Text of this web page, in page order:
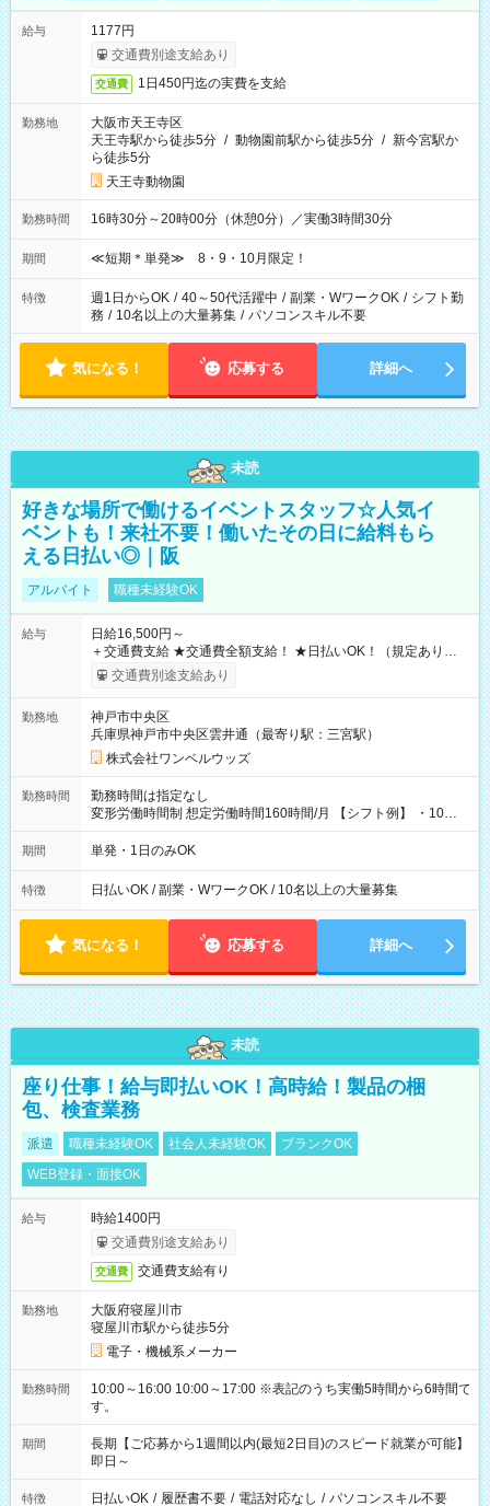
給与
1177円
交通費別途支給あり
交通費 1日450円迄の実費を支給
勤務地
大阪市天王寺区
天王寺駅から徒歩5分 / 動物園前駅から徒歩5分 / 新今宮駅か
ら徒歩5分
天王寺動物園
勤務時間 16時30分～20時00分（休憩0分）／実働3時間30分
期間 ≪短期＊単発≫ 8・9・10月限定！
特徴 週1日からOK / 40～50代活躍中 / 副業・WワークOK / シフト勤
務 / 10名以上の大量募集 / パソコンスキル不要
気になる！ 応募する 詳細へ
未読
好きな場所で働けるイベントスタッフ☆人気イ
ベントも！来社不要！働いたその日に給料もら
える日払い◎｜阪
アルバイト 職種未経験OK
給与
日給16,500円～
＋交通費支給 ★交通費全額支給！ ★日払いOK！（規定あり） ┗
働いたその日に現金GET♪ お仕事後はコンビニATMから 日払
交通費別途支給あり
勤務地
神戸市中央区
兵庫県神戸市中央区雲井通（最寄り駅：三宮駅）
株式会社ワンベルウッズ
勤務時間
勤務時間は指定なし
変形労働時間制 想定労働時間160時間/月 【シフト例】 ・10：
00～20：00
期間 単発・1日のみOK
特徴 日払いOK / 副業・WワークOK / 10名以上の大量募集
気になる！ 応募する 詳細へ
未読
座り仕事！給与即払いOK！高時給！製品の梱
包、検査業務
派遣 職種未経験OK 社会人未経験OK
ブランクOK
WEB登録・面接OK
給与
時給1400円
交通費別途支給あり
交通費 交通費支給有り
勤務地
大阪府寝屋川市
寝屋川市駅から徒歩5分
電子・機械系メーカー
勤務時間
10:00～16:00 10:00～17:00 ※表記のうち実働5時間から6時間で
す。
期間
長期【ご応募から1週間以内(最短2日目)のスピード就業が可能】
即日～
特徴 日払いOK / 履歴書不要 / 電話対応なし / パソコンスキル不要